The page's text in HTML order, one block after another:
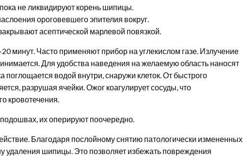
не ликвидируют корень шипицы.
ороговевшего эпителия вокруг.
асептической марлевой повязкой.
минут. Часто применяют прибор на углекислом газе. Излучение
Для удобства наведения на желаемую область наносят
поглощается водой внутри, снаружи клеток. От быстрого
разрушая ячейки. Ожог коагулирует сосуды, что
кровотечения.
их оперируют поочередно.
Благодаря послойному снятию патологически измененных
удаления шипицы. Это позволяет избежать повреждения